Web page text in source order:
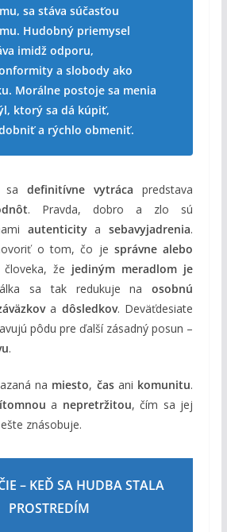
sa stáva súčasťou
Hudobný priemysel
imidž odporu,
a slobody ako
Morálne postoje sa menia
ktorý sa dá kúpiť,
a rýchlo obmeniť.
sadefinitívne vytráca predstava
. Pravda, dobro a zlo sú
autenticityasebavyjadrenia.
o tom, čo je správne alebo
že jediným meradlom je
sa tak redukuje naosobnú
a dôsledkov. Deväťdesiate
pôdu pre ďalší zásadný posun –
.
na miesto, časani komunitu.
a nepretržitou, čím sa jej
znásobuje.
– KEĎ SA HUDBA STALA
PROSTREDÍM